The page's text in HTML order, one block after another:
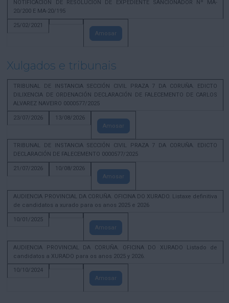
NOTIFICACION DE RESOLUCION DE EXPEDIENTE SANCIONADOR Nº MA-
20/200 E MA-20/195
25/02/2021
Amosar
Xulgados e tribunais
TRIBUNAL DE INSTANCIA SECCIÓN CIVIL PRAZA 7 DA CORUÑA. EDICTO
DILIXENCIA DE ORDENACIÓN DECLARACIÓN DE FALECEMENTO DE CARLOS
ALVAREZ NAVEIRO 0000577/2025
23/07/2026
13/08/2026
Amosar
TRIBUNAL DE INSTANCIA SECCIÓN CIVIL PRAZA 7 DA CORUÑA. EDICTO
DECLARACIÓN DE FALECEMENTO 0000577/2025
21/07/2026
10/08/2026
Amosar
AUDIENCIA PROVINCIAL DA CORUÑA. OFICINA DO XURADO. Listaxe definitiva
de candidatos a xurado para os anos 2025 e 2026
10/01/2025
Amosar
AUDIENCIA PROVINCIAL DA CORUÑA. OFICINA DO XURADO Listado de
candidatos a XURADO para os anos 2025 y 2026.
10/10/2024
Amosar